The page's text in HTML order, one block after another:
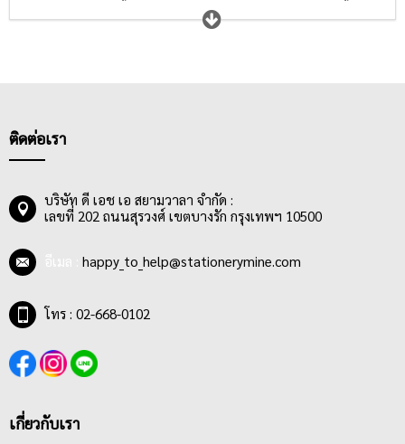
ธรรมดาและแบบเนื้อกระดาษ True Write ช่วยถนอมสายตา มีทั้ง
ขนาด A4, A5 และ A6 มีทั้งแบบ 50 แกรม, 60 แกรม, 70 แกรม และ
หรือคุณครู กลุ่มผู้ซื้อสมุดฉีกเส้นมาตรฐานส่วนใหญ่จึงเป็น กลุ่ม
นักเรียน นักศึกษา สามารถซื้อใช้ได้เรื่อยๆ
สมุดฉีกเส้นมาตรฐานมีลายเส้นมาตรฐาน 8 มม. และมีจำนวนแผ่น
ตั้งแต่ 25 แผ่น, 30 แผ่น, 40 แผ่น, 50 แผ่น, 70 แผ่น และ 100 แผ่น มี
การเข้าเล่มแบบ MIKRO NED สามารถฉีกได้ง่าย หน้าปกทำมาจาก
ลวดลายสดใส น่าซื้อ
ติดต่อเรา
บริษัท ดี เอช เอ สยามวาลา จำกัด :
เลขที่ 202 ถนนสุรวงศ์ เขตบางรัก กรุงเทพฯ 10500
happy_to_help@stationerymine.com
โทร : 02-668-0102
เกี่ยวกับเรา